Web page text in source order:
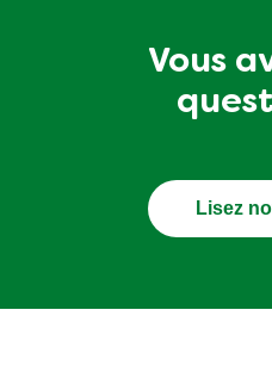
Vous
Lisez